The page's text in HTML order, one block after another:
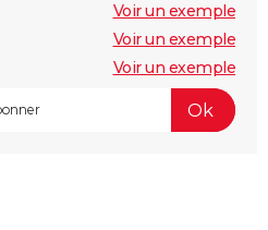
Voir un exemple
Voir un exemple
Voir un exemple